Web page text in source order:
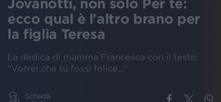
Jovanotti, non solo Per te:
ecco qual è l'altro brano per
la figlia Teresa
La dedica di mamma Francesca con il testo:
“Vorrei che tu fossi felice...”
Scheda